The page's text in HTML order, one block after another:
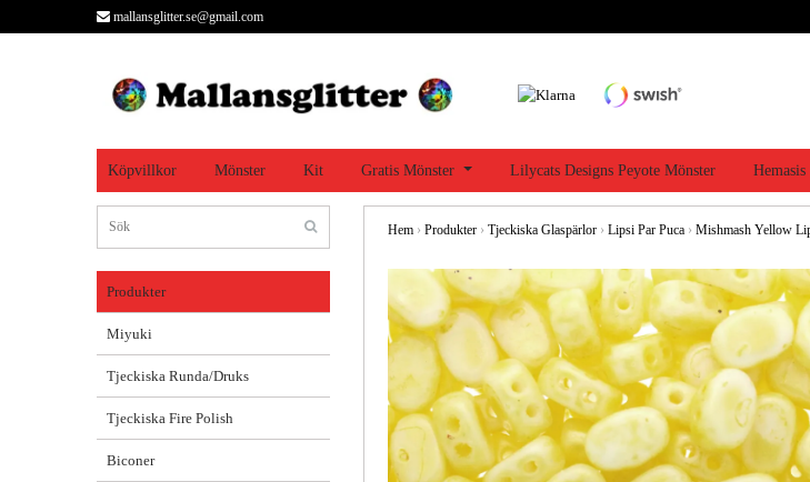
mallansglitter.se@gmail.com
Köpvillkor Mönster Kit Gratis Mönster Lilycats Designs Peyote Mönster
Produkter
Miyuki
Tjeckiska Runda/Druks
Tjeckiska Fire Polish
Biconer
Hem › Produkter › Tjeckiska Glaspärlor › Lipsi Par Puca › Mishmash Yellow